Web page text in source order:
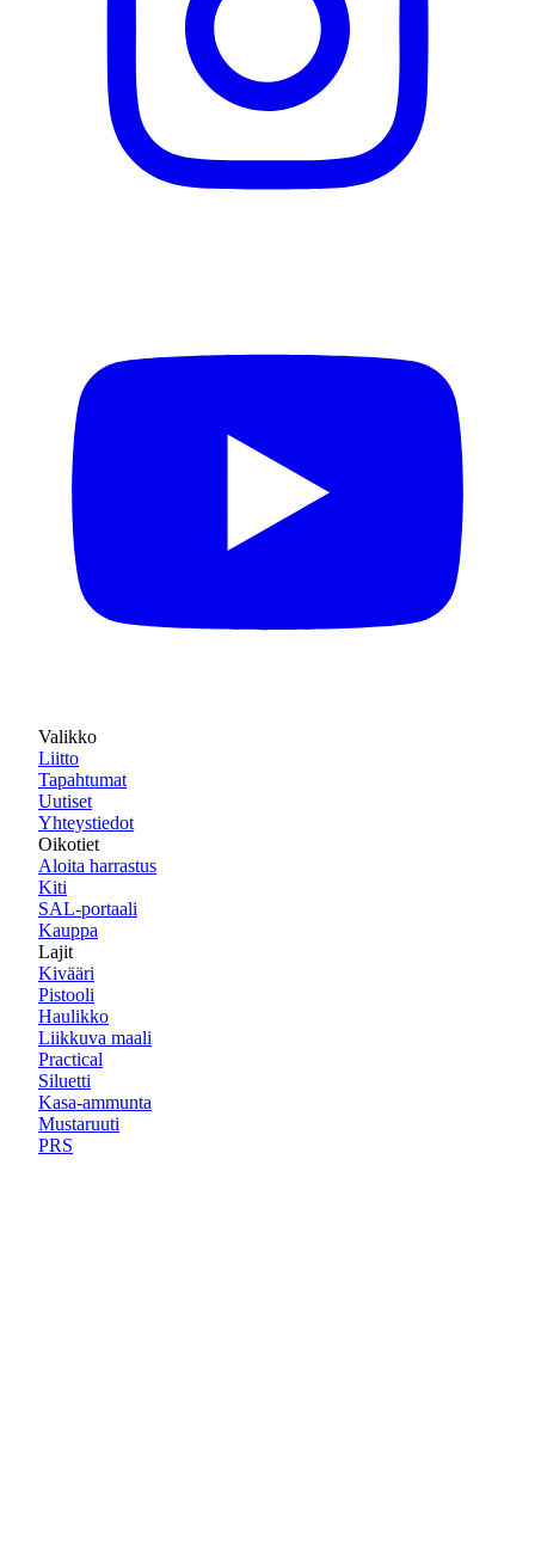
Valikko
Liitto
Tapahtumat
Uutiset
Yhteystiedot
Oikotiet
Aloita harrastus
Kiti
SAL-portaali
Kauppa
Lajit
Kivääri
Pistooli
Haulikko
Liikkuva maali
Practical
Siluetti
Kasa-ammunta
Mustaruuti
PRS